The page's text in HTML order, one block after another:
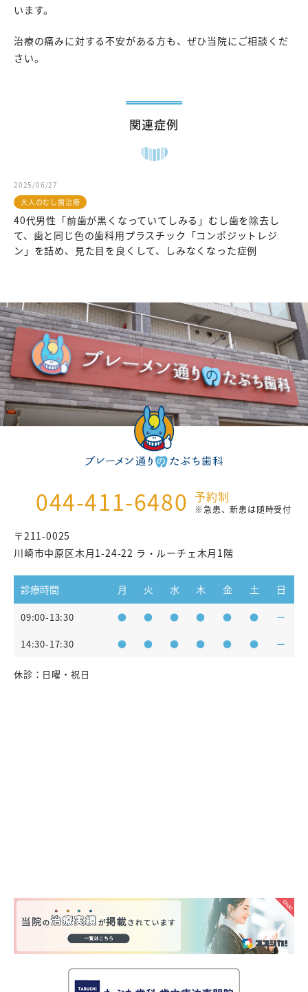
います。
治療の痛みに対する不安がある方も、ぜひ当院にご相談くだ
さい。
関連症例
2025/06/27
大人のむし歯治療
40代男性「前歯が黒くなっていてしみる」むし歯を除去し
て、歯と同じ色の歯科用プラスチック「コンポジットレジ
ン」を詰め、見た目を良くして、しみなくなった症例
044-411-6480 予約制
※急患、新患は随時受付
〒211-0025
川崎市中原区木月1-24-22 ラ・ルーチェ木月1階
診療時間 月 火 水 木 金 土 日
09:00-13:30 ● ● ● ● ● ● ー
14:30-17:30 ● ● ● ● ● ● ー
休診：日曜・祝日